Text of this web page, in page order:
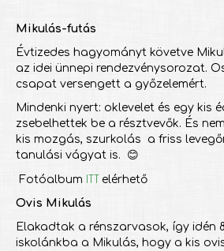
Mikulás-futás
Évtizedes hagyományt követve
az idei ünnepi rendezvénysorozat.
csapat versengett a győzelemért.
Mindenki nyert: oklevelet és egy kis
zsebelhettek be a résztvevők. És
kis mozgás, szurkolás a friss
tanulási vágyat is. 😊
Fotóalbum ITT elérhető
Ovis Mikulás
Elakadtak a rénszarvasok, így idén
iskolánkba a Mikulás, hogy a kis